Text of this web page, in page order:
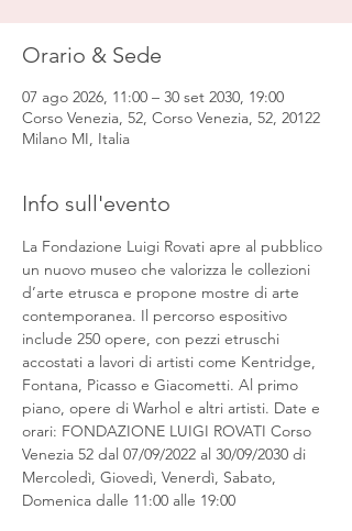
Orario & Sede
07 ago 2026, 11:00 – 30 set 2030, 19:00
Corso Venezia, 52, Corso Venezia, 52, 20122
Milano MI, Italia
Info sull'evento
La Fondazione Luigi Rovati apre al pubblico
un nuovo museo che valorizza le collezioni
d’arte etrusca e propone mostre di arte
contemporanea. Il percorso espositivo
include 250 opere, con pezzi etruschi
accostati a lavori di artisti come Kentridge,
Fontana, Picasso e Giacometti. Al primo
piano, opere di Warhol e altri artisti. Date e
orari: FONDAZIONE LUIGI ROVATI Corso
Venezia 52 dal 07/09/2022 al 30/09/2030 di
Mercoledì, Giovedì, Venerdì, Sabato,
Domenica dalle 11:00 alle 19:00